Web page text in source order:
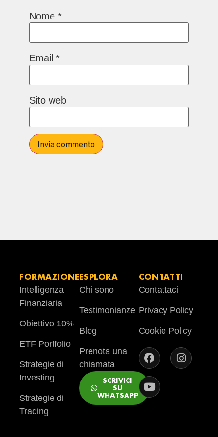
Nome *
Email *
Sito web
FORMAZIONE
Intelligenza
Finanziaria
Obiettivo 10%
ETF Portfolio
Strategie di
Investing
Strategie di
Trading
ESPLORA
Chi sono
Testimonianze
Blog
Prenota una
chiamata
SCRIVICI
SU
WHATSAPP
CONTATTI
Contattaci
Privacy Policy
Cookie Policy